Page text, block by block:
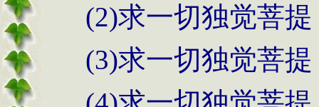
(2)求一切独觉菩
(3)求一切独觉菩